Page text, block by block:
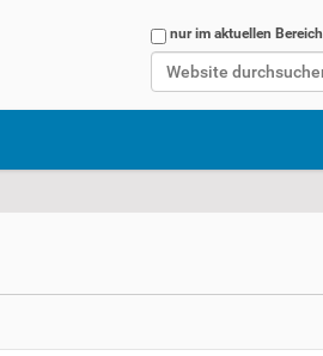
Website durchsuchen
nur im aktuellen Bereich